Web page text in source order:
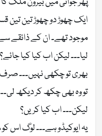
ایک چھوڑ دو چھوڑ تین تین
موجود تھے۔ ان کے ذائقے سے
لیا۔۔۔ لیکن اب کیا کیا
بھری تو چکھی نہیں۔۔۔
تو وہ بھی چکھ کر دیکھ
لیکن۔۔۔ اب کیا کریں؟
یہ ایوکیڈو ہے۔۔۔ لوگ اس کو